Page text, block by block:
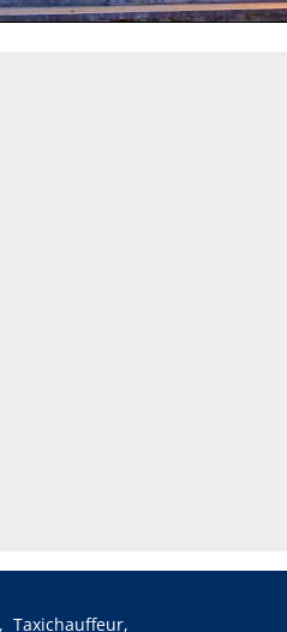
Taxichauffeur